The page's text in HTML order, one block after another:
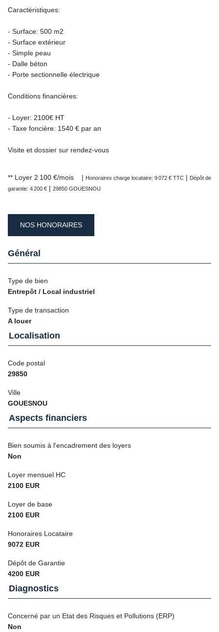
Caractéristiques:
- Surface: 500 m2
- Surface extérieur
- Simple peau
- Dalle béton
- Porte sectionnelle électrique
Conditions financières:
- Loyer: 2100€ HT
- Taxe foncière: 1540 € par an
Visite et dossier sur rendez-vous
** Loyer 2 100 €/mois | Honoraires charge locataire: 9 072 € TTC | Dépôt de
garantie: 4 200 € | 29850 GOUESNOU
NOS HONORAIRES
Général
Type de bien
Entrepôt / Local industriel
Type de transaction
A louer
Localisation
Code postal
29850
Ville
GOUESNOU
Aspects financiers
Bien soumis à l'encadrement des loyers
Non
Loyer mensuel HC
2100 EUR
Loyer de base
2100 EUR
Honoraires Locataire
9072 EUR
Dépôt de Garantie
4200 EUR
Diagnostics
Concerné par un Etat des Risques et Pollutions (ERP)
Non